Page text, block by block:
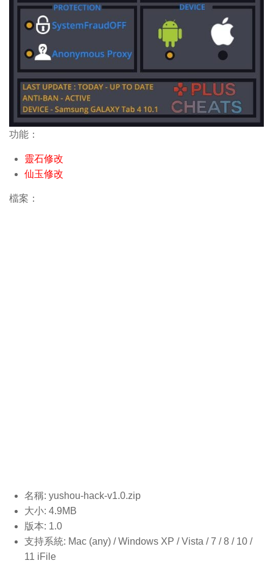
功能：
靈石修改
仙玉修改
檔案：
名稱: yushou-hack-v1.0.zip
大小: 4.9MB
版本: 1.0
支持系統: Mac (any) / Windows XP / Vista / 7 / 8 / 10 /
11 iFile